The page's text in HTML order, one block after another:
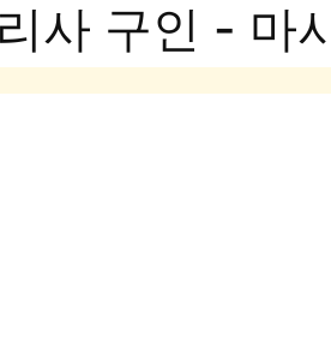
사 구인 - 마